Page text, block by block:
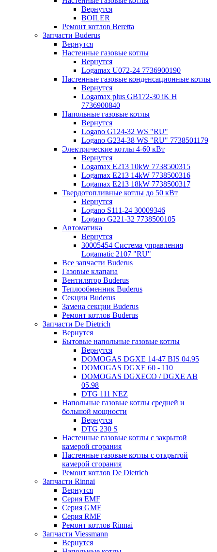
Вернутся
BOILER
Ремонт котлов Beretta
Запчасти Buderus
Вернутся
Настенные газовые котлы
Вернутся
Logamax U072-24 7736900190
Настенные газовые конденсационные котлы
Вернутся
Logamax plus GB172-30 iK H
7736900840
Напольные газовые котлы
Вернутся
Logano G124-32 WS "RU"
Logano G234-38 WS "RU" 7738501179
Электрические котлы 4-60 кВт
Вернутся
Logamax E213 10kW 7738500315
Logamax E213 14kW 7738500316
Logamax E213 18kW 7738500317
Твердотопливные котлы до 50 кВт
Вернутся
Logano S111-24 30009346
Logano G221-32 7738500105
Автоматика
Вернутся
30005454 Система управления
Logamatic 2107 "RU"
Все запчасти Buderus
Газовые клапана
Вентилятор Buderus
Теплообменник Buderus
Секции Buderus
Замена секции Buderus
Ремонт котлов Buderus
Запчасти De Dietrich
Вернутся
Бытовые напольные газовые котлы
Вернутся
DOMOGAS DGXE 14-47 BIS 04.95
DOMOGAS DGXE 60 - 110
DOMOGAS DGXECO / DGXE AB
05.98
DTG 111 NEZ
Напольные газовые котлы средней и
большой мощности
Вернутся
DTG 230 S
Настенные газовые котлы с закрытой
камерой сгорания
Настенные газовые котлы с открытой
камерой сгорания
Ремонт котлов Dе Dietrich
Запчасти Rinnai
Вернутся
Серия EMF
Серия GMF
Серия RMF
Ремонт котлов Rinnai
Запчасти Viessmann
Вернутся